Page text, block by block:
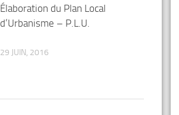
Élaboration du Plan Local
d’Urbanisme – P.L.U.
29 JUIN, 2016